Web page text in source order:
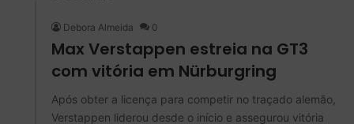
Debora Almeida 0
Max Verstappen estreia na GT3
com vitória em Nürburgring
Após obter a licença para competir no traçado alemão,
Verstappen liderou desde o início e assegurou vitória